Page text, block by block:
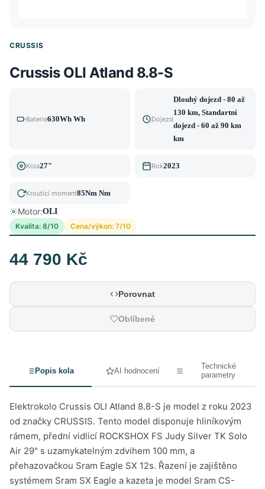
CRUSSIS
Crussis OLI Atland 8.8-S
Baterie630Wh Wh Dojezd
Dlouhý dojezd - 80 až
130 km, Standartní
dojezd - 60 až 90 km
km
Kola27" Rok2023
Kroutící moment85Nm Nm
Motor:OLI
Kvalita: 8/10
Cena/výkon: 7/10
44 790 Kč
Porovnat
Oblíbené
Popis kola AI hodnocení
Technické
parametry
Elektrokolo Crussis OLI Atland 8.8-S je model z roku 2023
od značky CRUSSIS. Tento model disponuje hliníkovým
rámem, přední vidlicí ROCKSHOX FS Judy Silver TK Solo
Air 29" s uzamykatelným zdvihem 100 mm, a
přehazovačkou Sram Eagle SX 12s. Řazení je zajištěno
systémem Sram SX Eagle a kazeta je model Sram CS-